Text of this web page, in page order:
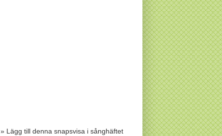
» Lägg till denna snapsvisa i sånghäftet